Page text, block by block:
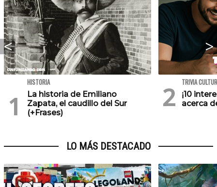
HISTORIA
La historia de Emiliano
Zapata, el caudillo del Sur
(+Frases)
TRIVIA
¡10
acerca
LO MÁS DESTACADO